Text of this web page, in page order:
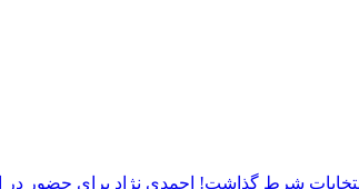
احمدی نژاد برای حضور